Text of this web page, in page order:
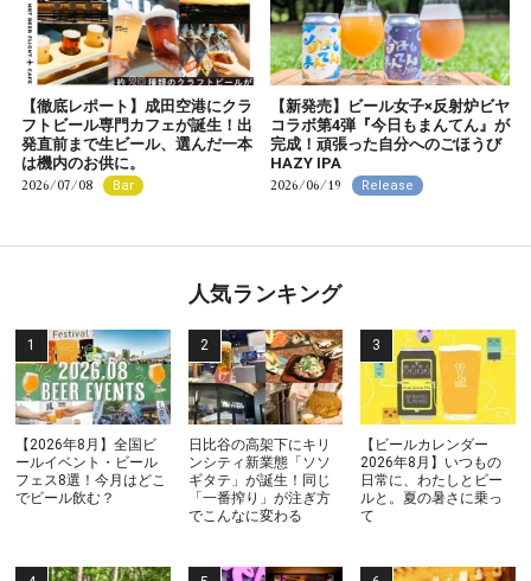
【徹底レポート】成田空港にクラ
フトビール専門カフェが誕生！出
発直前まで生ビール、選んだ一本
は機内のお供に。
2026/07/08 Bar
【新発売】ビール女子×反射炉ビヤ
コラボ第4弾『今日もまんてん』が
完成！頑張った自分へのごほうび
HAZY IPA
2026/06/19 Release
人気ランキング
【2026年8月】全国ビ
ールイベント・ビール
フェス8選！今月はどこ
でビール飲む？
日比谷の高架下にキリ
ンシティ新業態「ソソ
ギタテ」が誕生！同じ
「一番搾り」が注ぎ方
でこんなに変わる
【ビールカレンダー
2026年8月】いつもの
日常に、わたしとビー
ルと。夏の暑さに乗っ
て